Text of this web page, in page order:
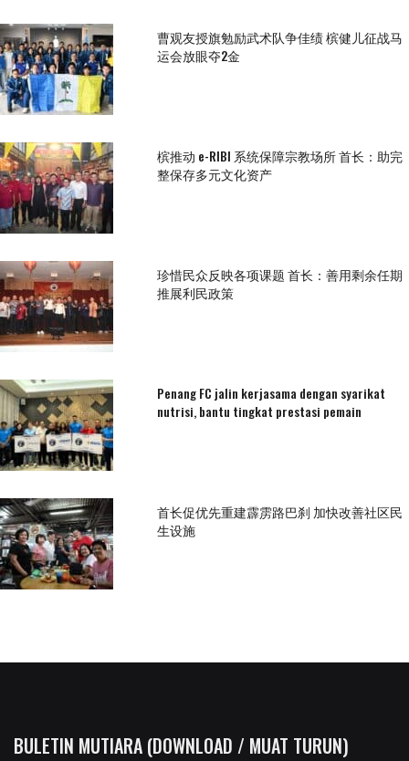
曹观友授旗勉励武术队争佳绩 槟健儿征战马
运会放眼夺2金
槟推动 e-RIBI 系统保障宗教场所 首长：助完
整保存多元文化资产
珍惜民众反映各项课题 首长：善用剩余任期
推展利民政策
Penang FC jalin kerjasama dengan syarikat
nutrisi, bantu tingkat prestasi pemain
首长促优先重建霹雳路巴刹 加快改善社区民
生设施
BULETIN MUTIARA (DOWNLOAD / MUAT TURUN)